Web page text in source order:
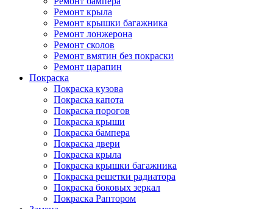
Ремонт крыла
Ремонт крышки багажника
Ремонт лонжерона
Ремонт сколов
Ремонт вмятин без покраски
Ремонт царапин
Покраска
Покраска кузова
Покраска капота
Покраска порогов
Покраска крыши
Покраска бампера
Покраска двери
Покраска крыла
Покраска крышки багажника
Покраска решетки радиатора
Покраска боковых зеркал
Покраска Раптором